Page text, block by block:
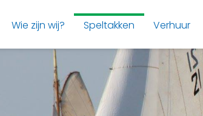
Wie zijn wij? Speltakken Verhuur